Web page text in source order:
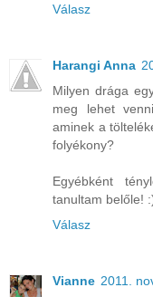
Válasz
Harangi Anna
Milyen drága
meg lehet
aminek a
folyékony?
Egyébként
tanultam belőle!
Válasz
Vianne 2011.